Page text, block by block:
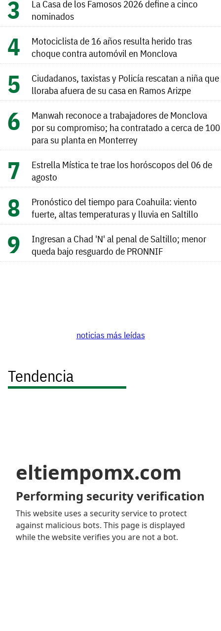
La Casa de los Famosos 2026 define a cinco
nominados
Motociclista de 16 años resulta herido tras
choque contra automóvil en Monclova
Ciudadanos, taxistas y Policía rescatan a niña que
lloraba afuera de su casa en Ramos Arizpe
Manwah reconoce a trabajadores de Monclova
por su compromiso; ha contratado a cerca de 100
para su planta en Monterrey
Estrella Mística te trae los horóscopos del 06 de
agosto
Pronóstico del tiempo para Coahuila: viento
fuerte, altas temperaturas y lluvia en Saltillo
Ingresan a Chad 'N' al penal de Saltillo; menor
queda bajo resguardo de PRONNIF
noticias más leídas
Tendencia